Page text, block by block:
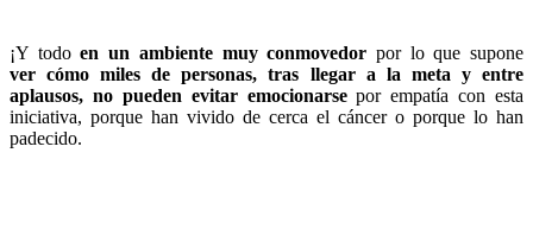
¡Y todoen un ambiente muy conmovedor por lo que supone
ver cómo miles de personas, tras llegar a la meta y entre
aplausos, no pueden evitar emocionarsepor empatía con esta
iniciativa, porque han vivido de cerca el cáncer o porque lo han
padecido.